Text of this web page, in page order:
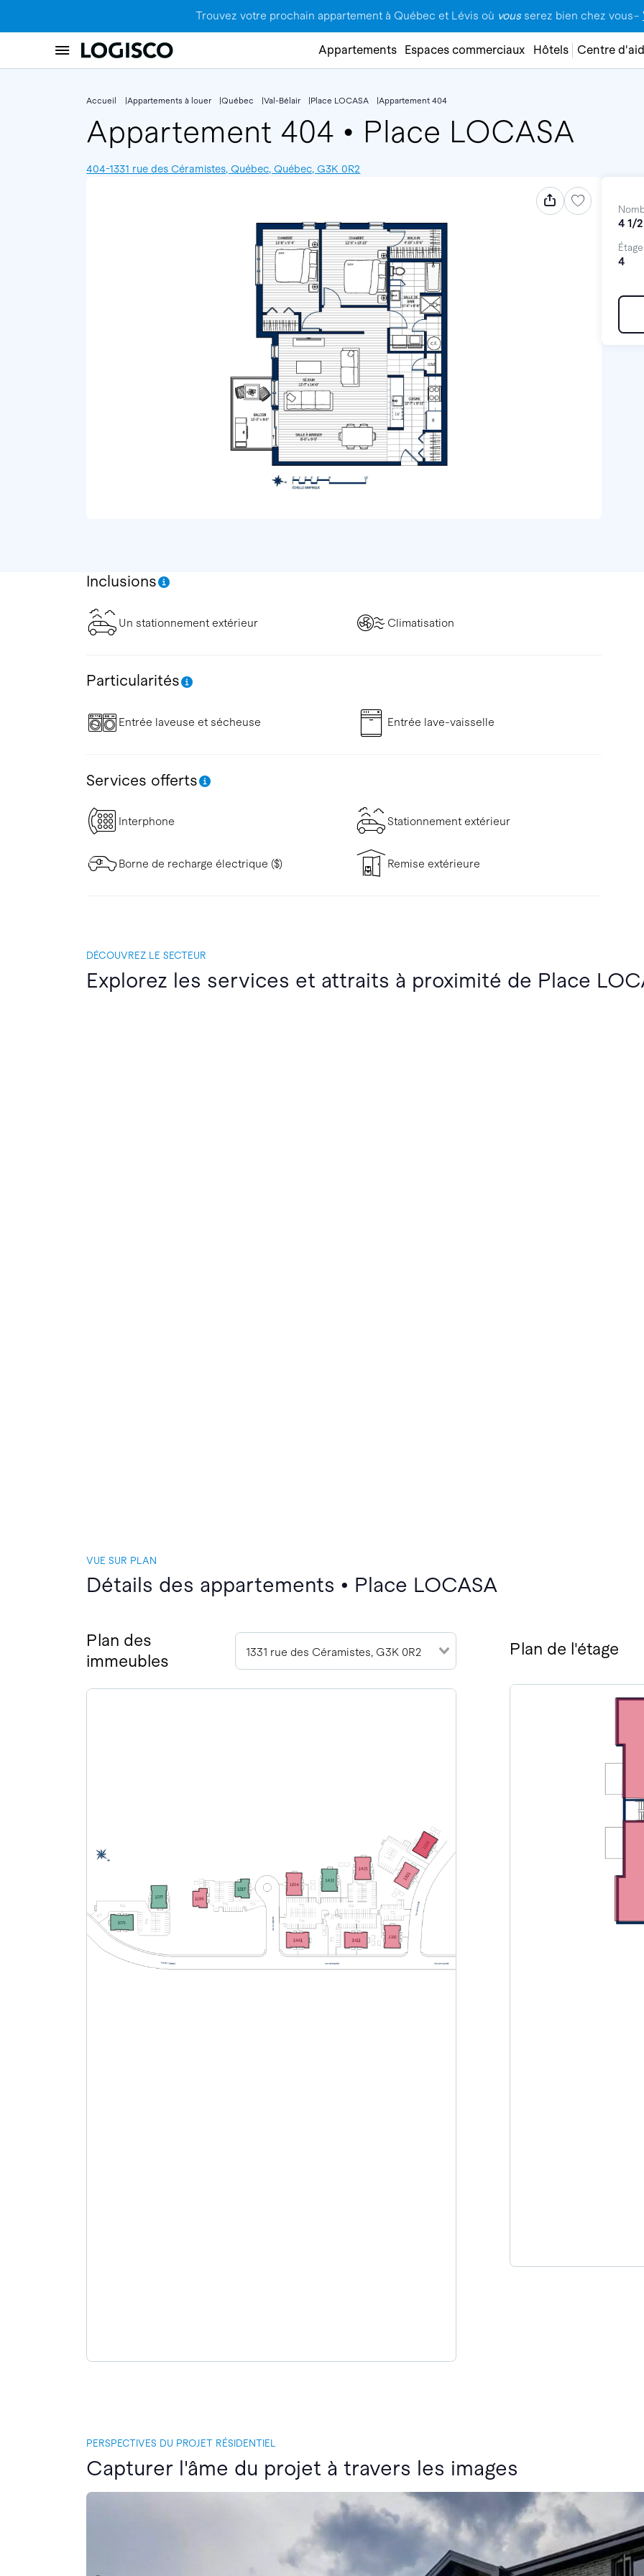
Trouvez votre prochain appartement à Québec et Lévis où vous serez bien chez vous–
Appartements Espaces commerciaux Hôtels Centre
Accueil Appartements à louer Québec Val-Bélair Place LOCASA Appartement 404
Appartement 404 • Place LOCASA
404-1331 rue des Céramistes, Québec, Québec, G3K 0R2
Inclusions
Un stationnement extérieur Climatisation
Particularités
Entrée laveuse et sécheuse Entrée lave-vaisselle
Services offerts
Interphone Stationnement extérieur
Borne de recharge électrique ($) Remise extérieure
4 1/2
Étage
4
DÉCOUVREZ LE SECTEUR
Explorez les services et attraits à proximité de Place
VUE SUR PLAN
Détails des appartements • Place LOCASA
Plan des
immeubles
1331 rue des Céramistes, G3K 0R2 Plan de l'étage
PERSPECTIVES DU PROJET RÉSIDENTIEL
Capturer l'âme du projet à travers les images